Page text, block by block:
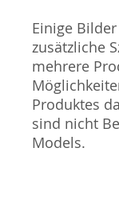
Einige
zusätzliche
mehrere
Produktes
sind nicht
Models.